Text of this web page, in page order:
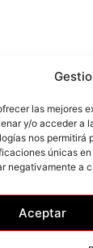
las mejores
y/o acceder a
nos permitirá
únicas
negativamente a
Aceptar
del